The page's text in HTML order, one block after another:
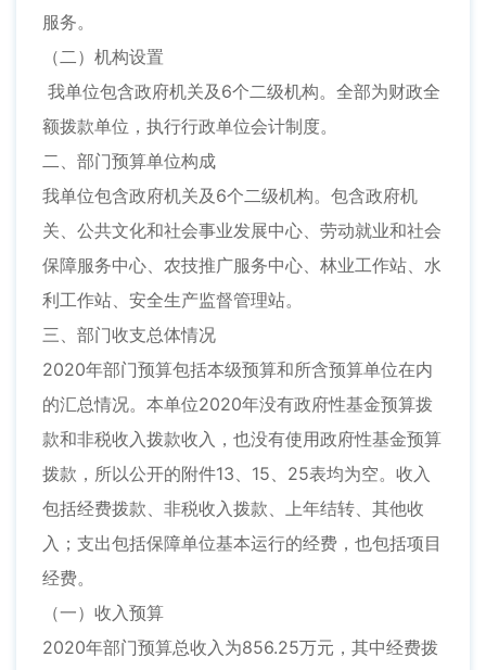
服务。
（二）机构设置
我单位包含政府机关及6个二级机构。全部为财政全
额拨款单位，执行行政单位会计制度。
二、部门预算单位构成
我单位包含政府机关及6个二级机构。包含政府机
关、公共文化和社会事业发展中心、劳动就业和社会
保障服务中心、农技推广服务中心、林业工作站、水
利工作站、安全生产监督管理站。
三、部门收支总体情况
2020年部门预算包括本级预算和所含预算单位在内
的汇总情况。本单位2020年没有政府性基金预算拨
款和非税收入拨款收入，也没有使用政府性基金预算
拨款，所以公开的附件13、15、25表均为空。收入
包括经费拨款、非税收入拨款、上年结转、其他收
入；支出包括保障单位基本运行的经费，也包括项目
经费。
（一）收入预算
2020年部门预算总收入为856.25万元，其中经费拨